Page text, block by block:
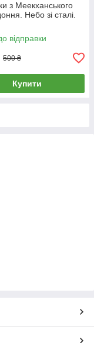
з Меекханського
Небо зі сталі.
відправки
500 ₴
Купити